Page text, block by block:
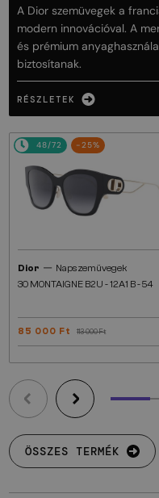
A Dior szemüvegek a
modern innovációval. A
és prémium
biztosítanak.
RÉSZLETEK
48/72 -25%
Dior — Napszemüvegek
30 MONTAIGNE B2U - 12A1 B - 54
85 000 Ft 113 000 Ft
ÖSSZES TERMÉK